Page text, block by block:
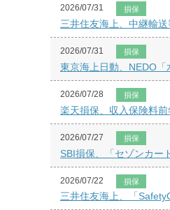
2026/07/31 損保
三井住友海上、中継輸
2026/07/31 損保
東京海上日動、NEDO
2026/07/28 損保
楽天損保、収入保険料
2026/07/27 損保
SBI損保、「セゾンカー
2026/07/22 損保
三井住友海上、「